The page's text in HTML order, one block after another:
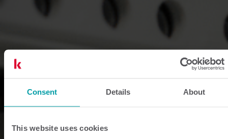
Consent Details About
This website uses cookies